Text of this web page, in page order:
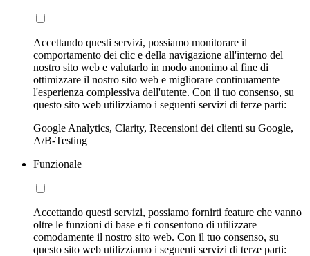
Accettando questi servizi, possiamo monitorare il
comportamento dei clic e della navigazione all'interno del
nostro sito web e valutarlo in modo anonimo al fine di
ottimizzare il nostro sito web e migliorare continuamente
l'esperienza complessiva dell'utente. Con il tuo consenso, su
questo sito web utilizziamo i seguenti servizi di terze parti:
Google Analytics, Clarity, Recensioni dei clienti su Google,
A/B-Testing
Funzionale
Accettando questi servizi, possiamo fornirti feature che vanno
oltre le funzioni di base e ti consentono di utilizzare
comodamente il nostro sito web. Con il tuo consenso, su
questo sito web utilizziamo i seguenti servizi di terze parti: